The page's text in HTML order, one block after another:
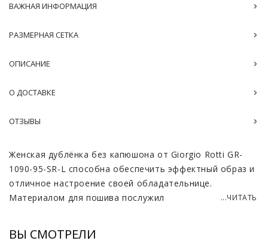
ВАЖНАЯ ИНФОРМАЦИЯ
РАЗМЕРНАЯ СЕТКА
ОПИСАНИЕ
О ДОСТАВКЕ
ОТЗЫВЫ
Женская дублёнка без капюшона от Giorgio Rotti GR-
1090-95-SR-L способна обеспечить эффектный образ и
отличное настроение своей обладательнице.
Материалом для пошива послужил
комфорт. Серая расцветка добавляет нотку
...ЧИТАТЬ
ВЫ СМОТРЕЛИ